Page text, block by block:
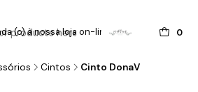
0
(o) à nossa loja on-line !
Cintos Cinto DonaV